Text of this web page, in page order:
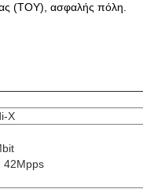
(ΤΟΥ), ασφαλής πόλη.
Χ
42Mpps